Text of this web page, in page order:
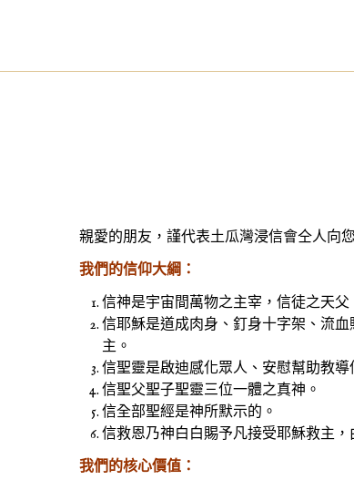
親愛的朋友，謹代表土瓜灣浸信會仝人向
我們的信仰大綱：
信神是宇宙間萬物之主宰，信徒之天父
信耶穌是道成肉身、釘身十字架、流
主。
信聖靈是啟迪感化眾人、安慰幫助教導
信聖父聖子聖靈三位一體之真神。
信全部聖經是神所默示的。
信救恩乃神白白賜予凡接受耶穌救主
我們的核心價值：